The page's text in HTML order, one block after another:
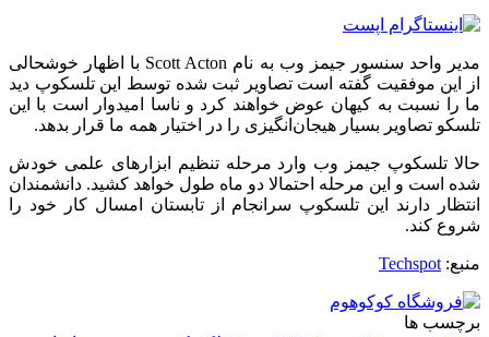
مدیر واحد سنسور جیمز وب به نام Scott Acton با اظهار خوشحالی
از این موفقیت گفته است تصاویر ثبت شده توسط این تلسکوپ دید
ما را نسبت به کیهان عوض خواهند کرد و ناسا امیدوار است با این
تلسکو تصاویر بسیار هیجان‌انگیزی را در اختیار همه ما قرار بدهد.
حالا تلسکوپ جیمز وب وارد مرحله تنظیم ابزارهای علمی خودش
شده است و این مرحله احتمالا دو ماه طول خواهد کشید. دانشمندان
انتظار دارند این تلسکوپ سرانجام از تابستان امسال کار خود را
شروع کند.
منبع: Techspot
برچسب ها